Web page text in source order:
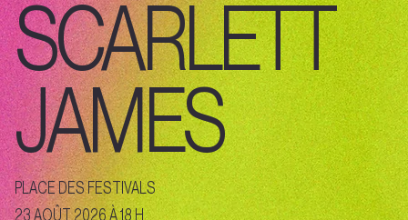
PLACE DES FESTIVALS
SCARLETT
JAMES
23 AOÛT 2026 À 18 H